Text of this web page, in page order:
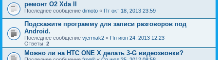
ремонт O2 Xda II
Последнее сообщение dimoto « Пт окт 18, 2013 23:59
Подскажите программу для записи разговоров под
Android.
Последнее сообщение vjermak2 « Пн июн 24, 2013 12:23
Ответы: 2
Можно ли на HTC ONE X делать 3-G видеозвонки?